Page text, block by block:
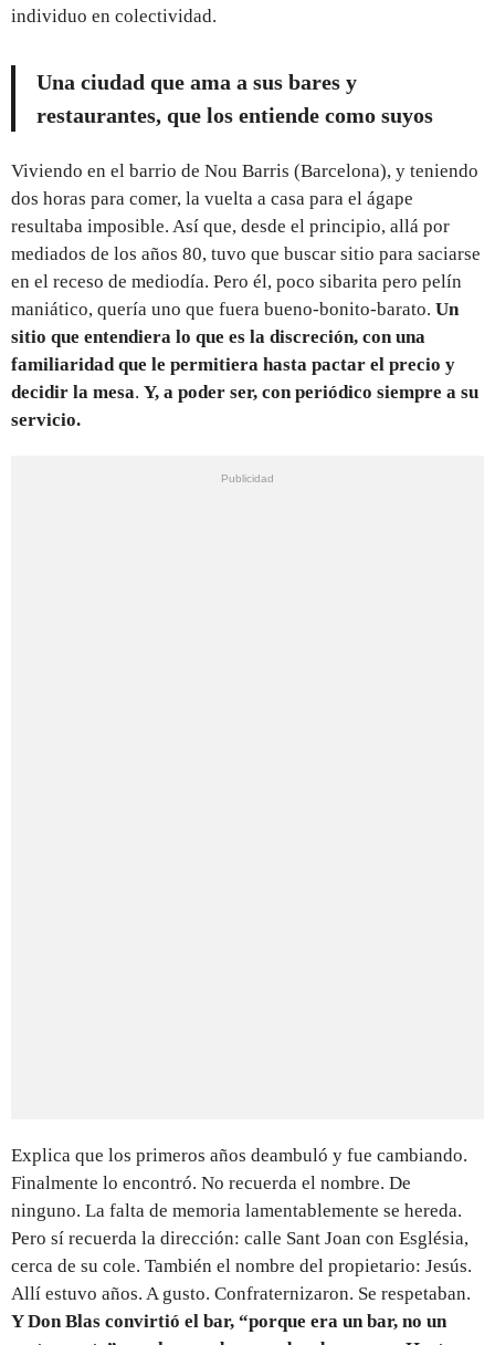
individuo en colectividad.
Una ciudad que ama a sus bares y
restaurantes, que los entiende como suyos
Viviendo en el barrio de Nou Barris (Barcelona), y teniendo
dos horas para comer, la vuelta a casa para el ágape
resultaba imposible. Así que, desde el principio, allá por
mediados de los años 80, tuvo que buscar sitio para saciarse
en el receso de mediodía. Pero él, poco sibarita pero pelín
maniático, quería uno que fuera bueno-bonito-barato. Un
sitio que entendiera lo que es la discreción, con una
familiaridad que le permitiera hasta pactar el precio y
decidir la mesa. Y, a poder ser, con periódico siempre a su
servicio.
Explica que los primeros años deambuló y fue cambiando.
Finalmente lo encontró. No recuerda el nombre. De
ninguno. La falta de memoria lamentablemente se hereda.
Pero sí recuerda la dirección: calle Sant Joan con Església,
cerca de su cole. También el nombre del propietario: Jesús.
Allí estuvo años. A gusto. Confraternizaron. Se respetaban.
Y Don Blas convirtió el bar, “porque era un bar, no un